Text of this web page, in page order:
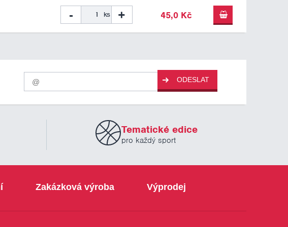
- ks + 45,0 Kč
odběr
našich
novinek
ODESLAT
Tematické edice
pro každý sport
Zakázková výroba Výprodej